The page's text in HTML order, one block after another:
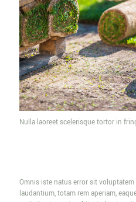
Nulla laoreet scelerisque tortor in
Omnis iste natus error sit
laudantium, totam rem aperiam,